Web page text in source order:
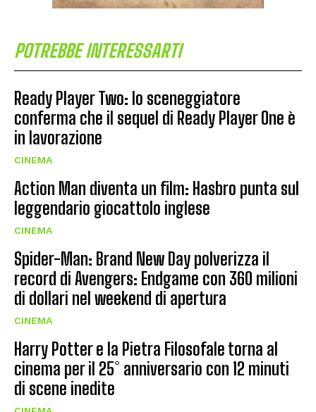
POTREBBE INTERESSARTI
Ready Player Two: lo sceneggiatore
conferma che il sequel di Ready Player One è
in lavorazione
CINEMA
Action Man diventa un film: Hasbro punta sul
leggendario giocattolo inglese
CINEMA
Spider-Man: Brand New Day polverizza il
record di Avengers: Endgame con 360 milioni
di dollari nel weekend di apertura
CINEMA
Harry Potter e la Pietra Filosofale torna al
cinema per il 25° anniversario con 12 minuti
di scene inedite